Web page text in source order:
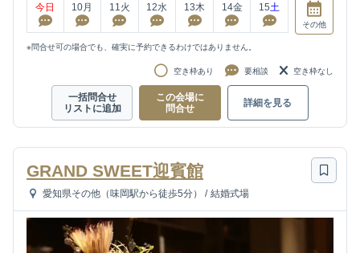
今日 10月 11火 12水 13木 14金 15土
その他
※問合せ可の場合でも、確実に予約できるわけではありません。
空き枠あり 要相談 空き枠なし
一括問合せ
リストに追加
この会場に
問合せ
詳細を見る
GRAND SWEET迎賓館
愛知県その他（味岡駅から徒歩5分） / 結婚式場